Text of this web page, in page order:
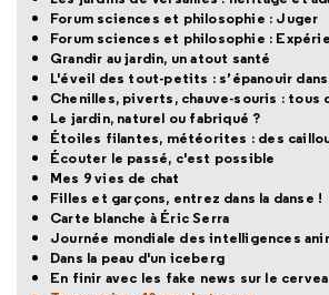
Forum sciences et philosophie : Juger
Forum sciences et philosophie :
Grandir au jardin, un atout santé
L'éveil des tout-petits : s’épanouir dans
Chenilles, piverts, chauve-souris : tous
Le jardin, naturel ou fabriqué ?
Étoiles filantes, météorites : des
Écouter le passé, c'est possible
Mes 9 vies de chat
Filles et garçons, entrez dans la danse !
Carte blanche à Éric Serra
Journée mondiale des intelligences
Dans la peau d'un iceberg
En finir avec les fake news sur le